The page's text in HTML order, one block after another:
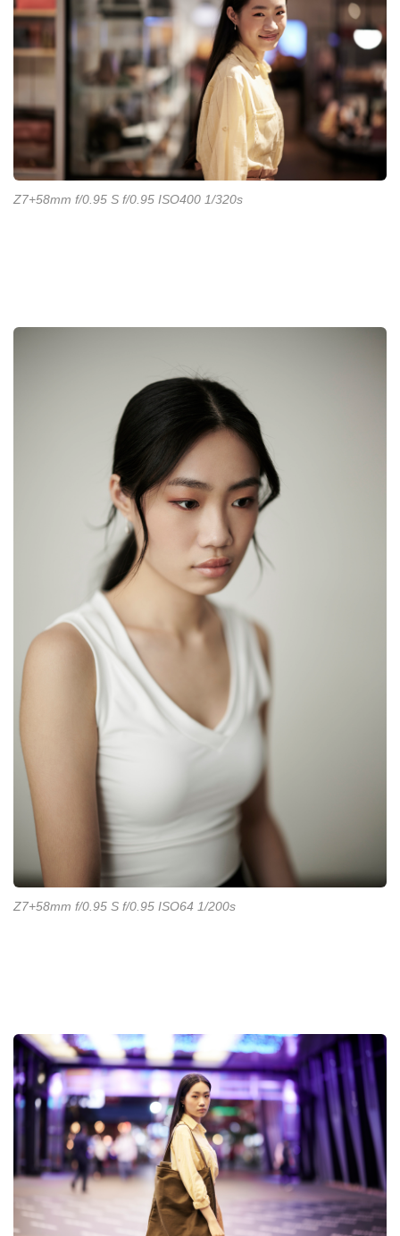
Z7+58mm f/0.95 S f/0.95 ISO400 1/320s
Z7+58mm f/0.95 S f/0.95 ISO64 1/200s